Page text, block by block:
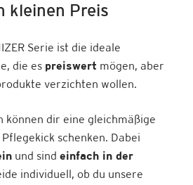
kleinen Preis
Serie ist die ideale
die es preiswert mögen, aber
verzichten wollen.
können dir eine gleichmäßige
schenken. Dabei
und sind einfach in der
individuell, ob du unsere